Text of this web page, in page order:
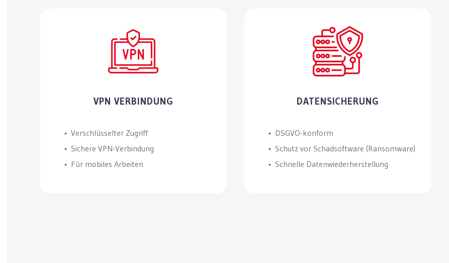
VPN VERBINDUNG
Verschlüsselter Zugriff
Sichere VPN-Verbindung
Für mobiles Arbeiten
DATENSICHERUNG
DSGVO-konform
Schutz vor Schadsoftware (Ransomware)
Schnelle Datenwiederherstellung